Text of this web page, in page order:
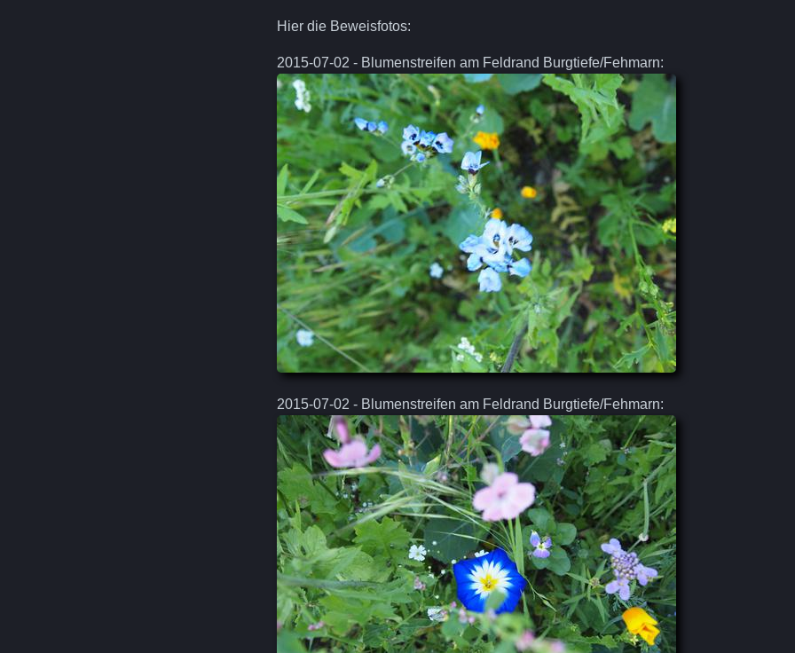
Hier die Beweisfotos:
2015-07-02 - Blumenstreifen am Feldrand Burgtiefe/Fehmarn:
2015-07-02 - Blumenstreifen am Feldrand Burgtiefe/Fehmarn: